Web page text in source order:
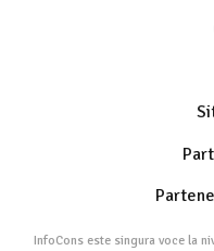
InfoCons este singura voce la